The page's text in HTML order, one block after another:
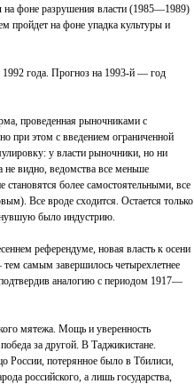
фоне разрушения власти (1985—1989)
пройдет на фоне упадка культуры и
1992 года. Прогноз на 1993-й — год
проведенная рыночниками с
при этом с введением ограниченной
у власти рыночники, но ни
не видно, ведомства все меньше
становятся более самостоятельными, все
Все вроде сходится. Остается только
было индустрию.
референдуме, новая власть к осени
самым завершилось четырехлетнее
аналогию с периодом 1917—
мятежа. Мощь и уверенность
за другой. В Таджикистане.
России, потерянное было в Тбилиси,
российского, а лишь государства,